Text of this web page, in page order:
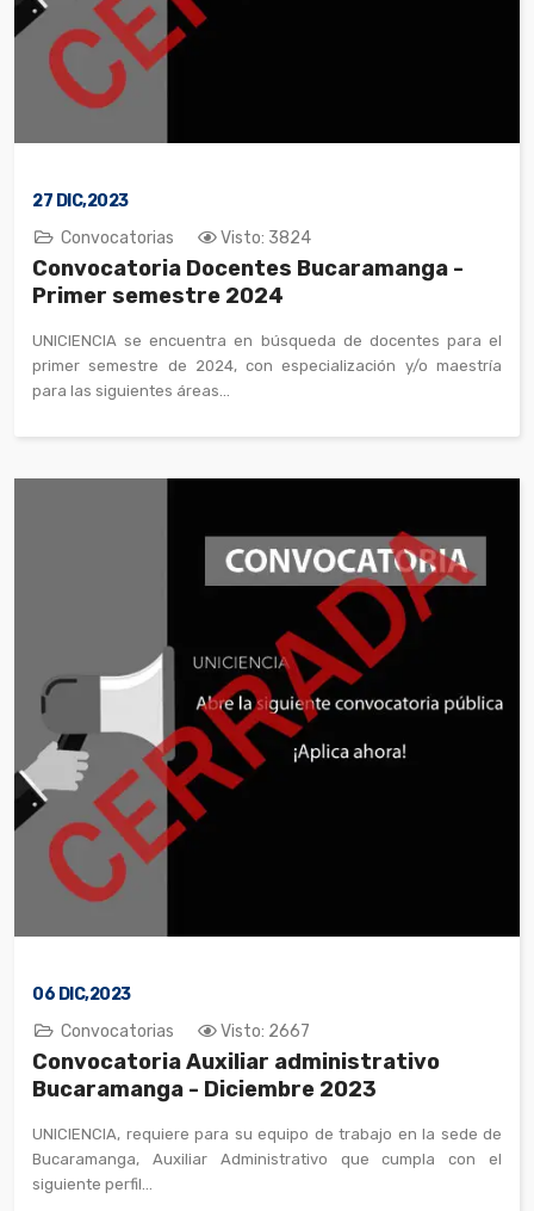
27 DIC,2023
Convocatorias
Visto: 3824
Convocatoria Docentes Bucaramanga -
Primer semestre 2024
UNICIENCIA se encuentra en búsqueda de docentes para el
primer semestre de 2024, con especialización y/o maestría
para las siguientes áreas...
06 DIC,2023
Convocatorias
Visto: 2667
Convocatoria Auxiliar administrativo
Bucaramanga - Diciembre 2023
UNICIENCIA, requiere para su equipo de trabajo en la sede de
Bucaramanga, Auxiliar Administrativo que cumpla con el
siguiente perfil...